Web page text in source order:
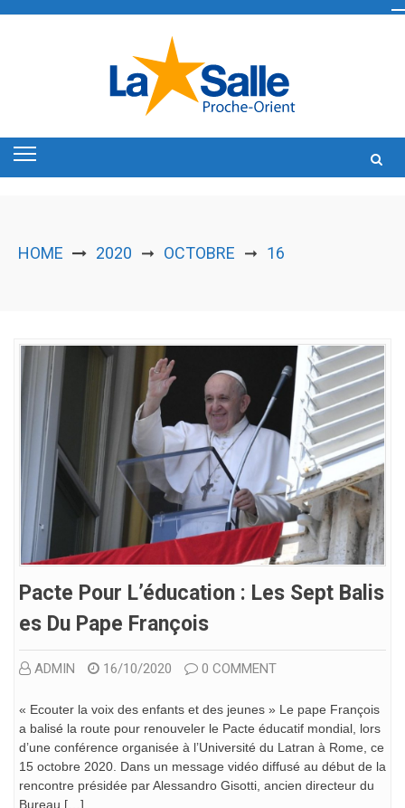
HOME 2020 ➞ OCTOBRE ➞ 16
Pacte Pour L’éducation : Les Sept Balis
Es Du Pape François
ADMIN 16/10/2020 0 COMMENT
« Ecouter la voix des enfants et des jeunes » Le pape François
a balisé la route pour renouveler le Pacte éducatif mondial, lors
d’une conférence organisée à l’Université du Latran à Rome, ce
15 octobre 2020. Dans un message vidéo diffusé au début de la
rencontre présidée par Alessandro Gisotti, ancien directeur du
Bureau […]